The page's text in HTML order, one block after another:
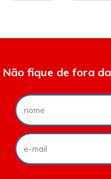
Não fique de fora